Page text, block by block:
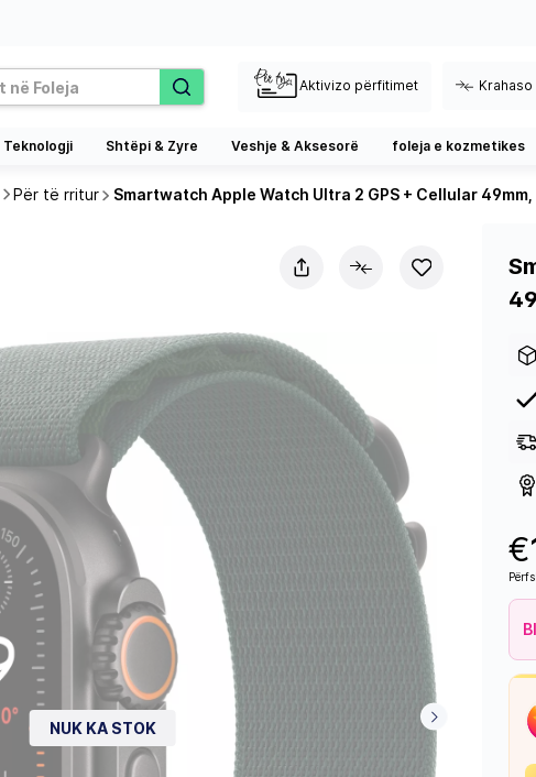
Aktivizo përfitimet
Teknologji Shtëpi & Zyre Veshje & Aksesorë foleja e kozmetikes
Për të rritur Smartwatch Apple Watch Ultra 2 GPS + Cellular
NUK KA STOK
€